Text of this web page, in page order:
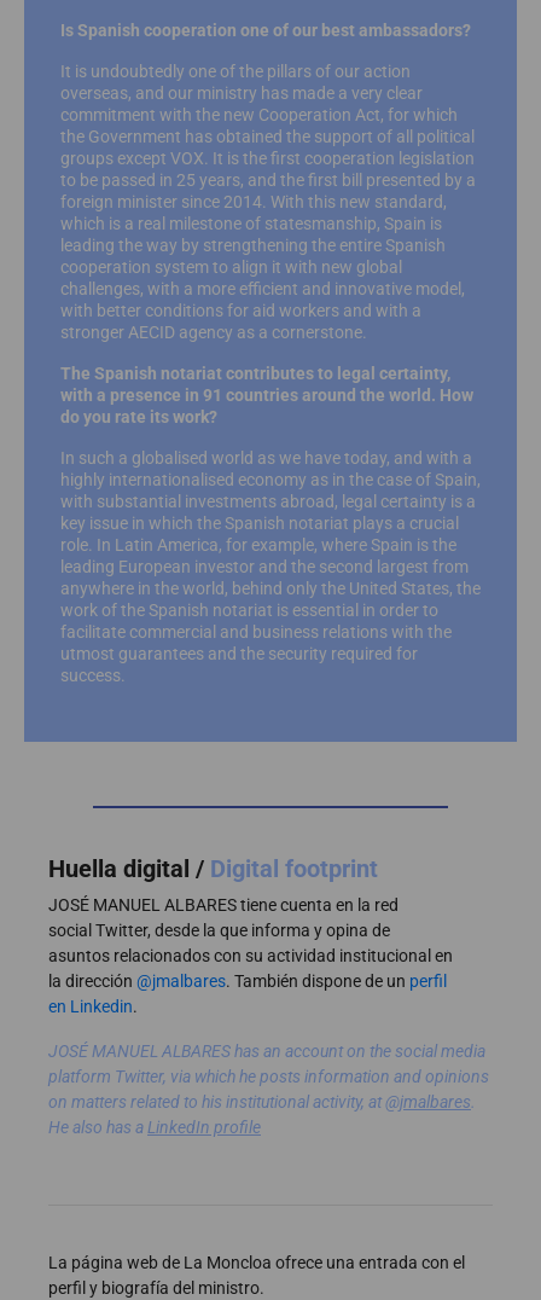
Is Spanish cooperation one of our best ambassadors?
It is undoubtedly one of the pillars of our action
overseas, and our ministry has made a very clear
commitment with the new Cooperation Act, for which
the Government has obtained the support of all political
groups except VOX. It is the first cooperation legislation
to be passed in 25 years, and the first bill presented by a
foreign minister since 2014. With this new standard,
which is a real milestone of statesmanship, Spain is
leading the way by strengthening the entire Spanish
cooperation system to align it with new global
challenges, with a more efficient and innovative model,
with better conditions for aid workers and with a
stronger AECID agency as a cornerstone.
The Spanish notariat contributes to legal certainty,
with a presence in 91 countries around the world. How
do you rate its work?
In such a globalised world as we have today, and with a
highly internationalised economy as in the case of Spain,
with substantial investments abroad, legal certainty is a
key issue in which the Spanish notariat plays a crucial
role. In Latin America, for example, where Spain is the
leading European investor and the second largest from
anywhere in the world, behind only the United States, the
work of the Spanish notariat is essential in order to
facilitate commercial and business relations with the
utmost guarantees and the security required for
success.
Huella digital / Digital footprint
JOSÉ MANUEL ALBARES tiene cuenta en la red
social Twitter, desde la que informa y opina de
asuntos relacionados con su actividad institucional en
la dirección @jmalbares. También dispone de un perfil
en Linkedin.
JOSÉ MANUEL ALBARES has an account on the social media
platform Twitter, via which he posts information and opinions
on matters related to his institutional activity, at@jmalbares.
He also has aLinkedIn profile
La página web de La Moncloa ofrece una entrada con el
perfil y biografía del ministro.